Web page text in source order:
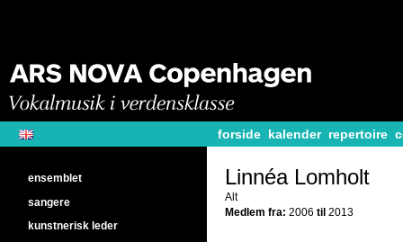
forside kalender repertoire
Linnéa Lomholt
Alt
Medlem fra: 2006 til 2013
ensemblet
sangere
kunstnerisk leder